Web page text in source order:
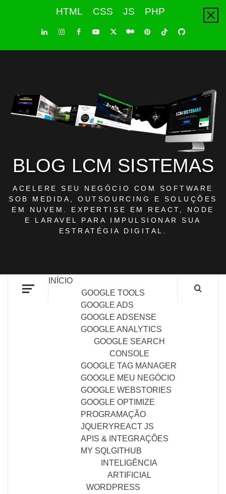
HTML CSS JS PHP
LinkedInInstagramFacebookYoutube
X PinterestTiktokGithub
BLOG LCM SISTEMAS
ACELERE SEU NEGÓCIO COM SOFTWARE
SOB MEDIDA, OUTSOURCING E SOLUÇÕES
EM NUVEM. EXPERTISE EM REACT, NODE
E LARAVEL PARA IMPULSIONAR SUA
ESTRATÉGIA DIGITAL.
INÍCIO
GOOGLE TOOLS
GOOGLE ADS
GOOGLE ADSENSE
GOOGLE ANALYTICS
GOOGLE SEARCH
CONSOLE
GOOGLE TAG MANAGER
GOOGLE MEU NEGÓCIO
GOOGLE WEBSTORIES
GOOGLE OPTIMIZE
PROGRAMAÇÃO
JQUERYREACT JS
APIS & INTEGRAÇÕES
MY SQLGITHUB
INTELIGÊNCIA
ARTIFICIAL
WORDPRESS